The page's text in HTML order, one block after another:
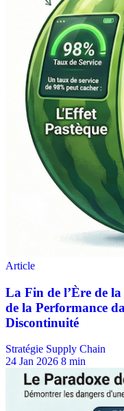
Stratégie Supply Chain
24 Jan 2026 8 min